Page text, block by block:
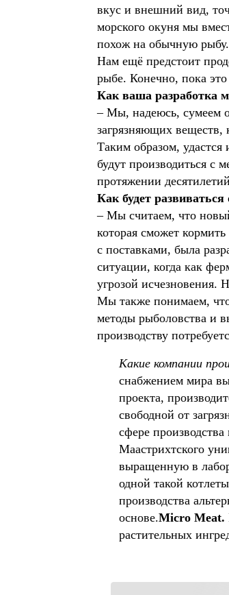
вкус и внешний вид,
морского окуня мы
похож на обычную рыбу.
Нам ещё предстоит
рыбе. Конечно, пока это
Как ваша разработка
– Мы, надеюсь, сумеем
загрязняющих веществ,
Таким образом,
будут производиться с
протяжении
Как будет
– Мы считаем, что
которая сможет
с поставками, была
ситуации, когда как
угрозой исчезновения.
Мы также понимаем, что
методы рыболовства и
производству
Какие компании
снабжением мира
проекта,
свободной от
сфере
Маастрихтского
выращенную в
одной такой
производства
основе.Micro Meat.
растительных